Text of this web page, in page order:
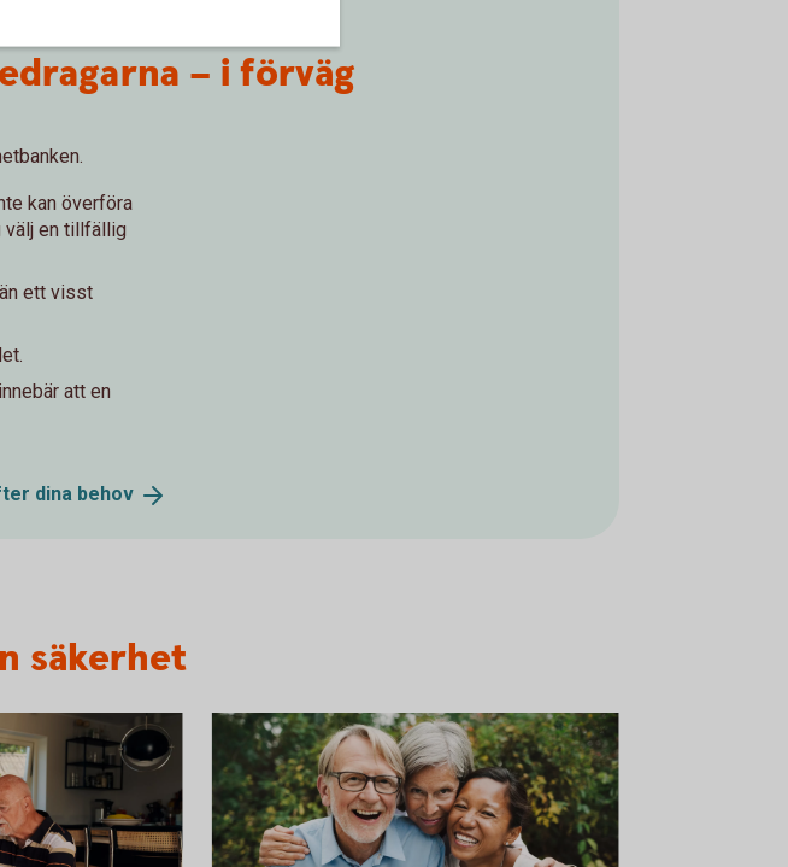
– i förväg
kan överföra
välj en tillfällig
ett visst
att en
dina behov
säkerhet